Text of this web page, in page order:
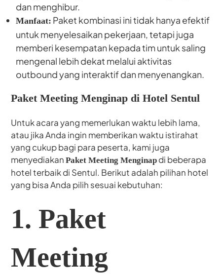
dan menghibur.
Manfaat: Paket kombinasi ini tidak hanya efektif
untuk menyelesaikan pekerjaan, tetapi juga
memberi kesempatan kepada tim untuk saling
mengenal lebih dekat melalui aktivitas
outbound yang interaktif dan menyenangkan.
Paket Meeting Menginap di Hotel Sentul
Untuk acara yang memerlukan waktu lebih lama,
atau jika Anda ingin memberikan waktu istirahat
yang cukup bagi para peserta, kami juga
menyediakanPaket Meeting Menginap di beberapa
hotel terbaik di Sentul. Berikut adalah pilihan hotel
yang bisa Anda pilih sesuai kebutuhan:
1. Paket
Meeting